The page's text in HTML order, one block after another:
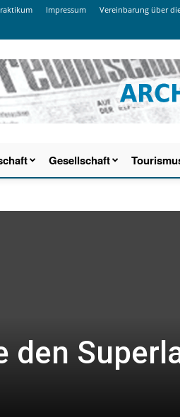
Impressum Vereinbarung über
Gesellschaft
den